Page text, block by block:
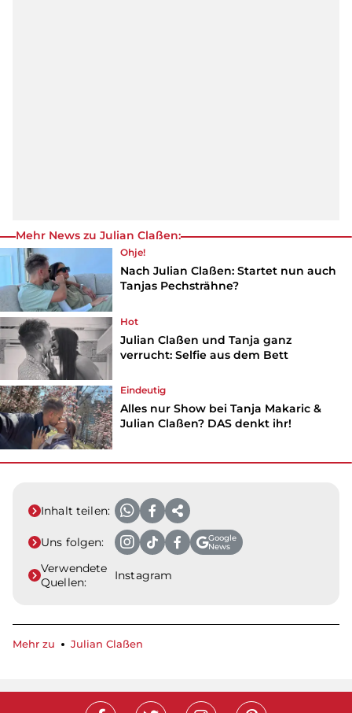
Mehr News zu Julian Claßen:
Ohje!
Nach Julian Claßen: Startet nun auch
Tanjas Pechsträhne?
Hot
Julian Claßen und Tanja ganz
verrucht: Selfie aus dem Bett
Eindeutig
Alles nur Show bei Tanja Makaric &
Julian Claßen? DAS denkt ihr!
Inhalt teilen:
Uns folgen:
Google
News
Verwendete
Quellen:
Instagram
Mehr zu Julian Claßen